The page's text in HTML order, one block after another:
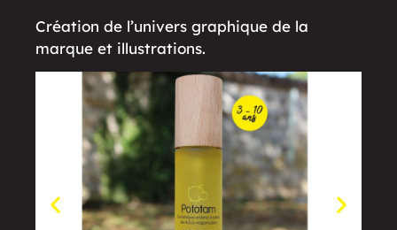
Création de l’univers graphique de la
marque et illustrations.